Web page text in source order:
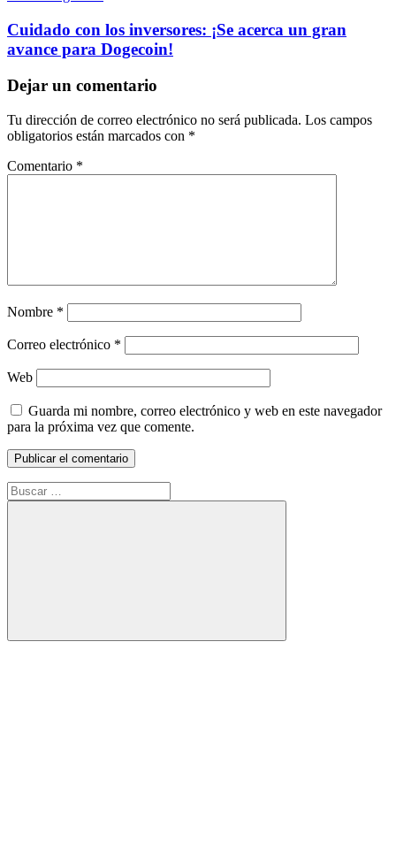
Cuidado con los inversores: ¡Se acerca un gran
avance para Dogecoin!
Dejar un comentario
Tu dirección de correo electrónico no será publicada. Los campos
obligatorios están marcados con *
Comentario *
Nombre *
Correo electrónico *
Web
Guarda mi nombre, correo electrónico y web en este navegador
para la próxima vez que comente.
Buscar:
Buscar